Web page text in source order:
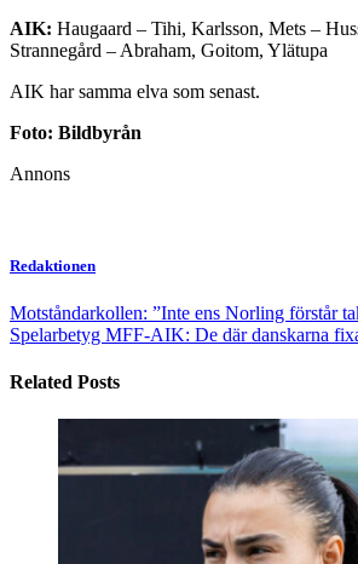
AIK: Haugaard – Tihi, Karlsson, Mets –
Strannegård – Abraham, Goitom, Ylätupa
AIK har samma elva som senast.
Foto: Bildbyrån
Annons
Redaktionen
Motståndarkollen: ”Inte ens Norling förstår
Spelarbetyg MFF-AIK: De där danskarna
Related Posts